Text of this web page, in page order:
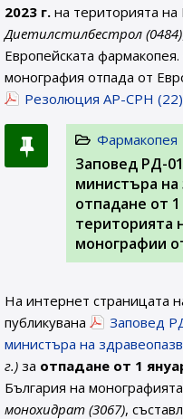
2023 г. на територията
Диетилстилбестрол (0484)
Европейската
монография отпада от
Резолюция AP-CPH
Фармакопея
Заповед РД-
министъра на
отпадане от 1
територията
монографии
На интернет страницата
публикувана
Заповед
министъра на
г.) за отпадане от 1
България на
монохидрат (3067),